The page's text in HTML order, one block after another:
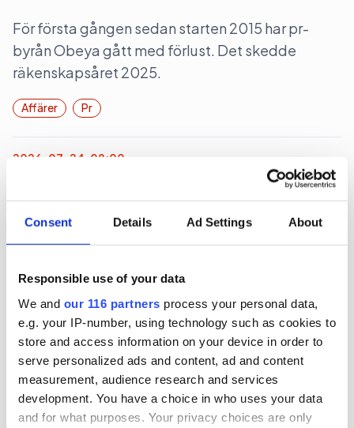
Consent Details Ad Settings About
Responsible use of your data
We and our 116 partners process your personal data,
e.g. your IP-number, using technology such as cookies to
store and access information on your device in order to
serve personalized ads and content, ad and content
measurement, audience research and services
development. You have a choice in who uses your data
and for what purposes. Your privacy choices are only
För första gången sedan starten 2015 har pr-
byrån Obeya gått med förlust. Det skedde
räkenskapsåret 2025.
Affärer Pr
2026-07-24, 08:00
Kundtapp raderade Jungs lönsamhet
Pr-byrån Jung tappade storkunden P&G och det
syns tydligt i bokslutet för 2025.
Affärer Pr
2026-07-23, 07:46
Minskad lönsamhet på Hallvarsson
Pr-byrån Hallvarsson & Halvarsson tappade i
marginal och lönsamhet under 2025.